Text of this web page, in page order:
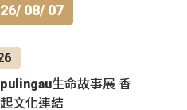
08/ 07
生命故事展 香
文化連結